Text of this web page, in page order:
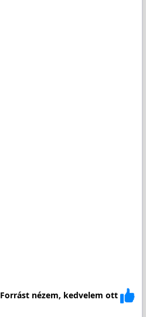
Forrást nézem, kedvelem ott